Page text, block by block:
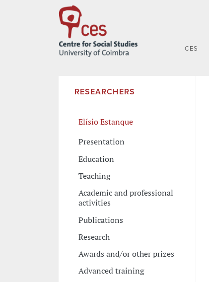
CES
RESEARCHERS
Elísio Estanque
Presentation
Education
Teaching
Academic and professional
activities
Publications
Research
Awards and/or other prizes
Advanced training